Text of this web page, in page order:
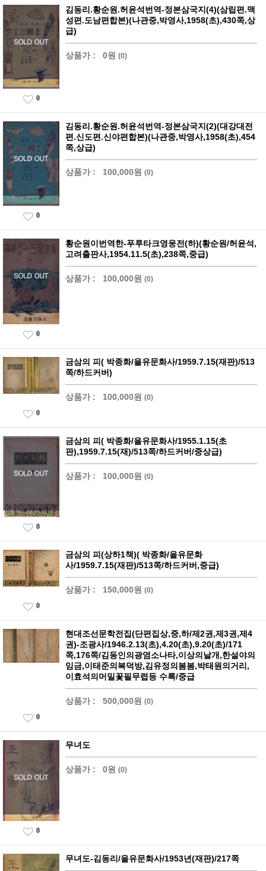
김동리.황순원.허윤석번역-정본삼국지(4)(삼립편.맥
성편.도남편합본)(나관중,박영사,1958(초),430쪽,상
급)
상품가 : 0원 (0)
0
김동리.황순원.허윤석번역-정본삼국지(2)(대강대전
편.신도편.신야편합본)(나관중,박영사,1958(초),454
쪽,상급)
상품가 : 100,000원 (0)
0
황순원이번역한-푸루타크영웅전(하)(황순원/허윤석,
고려출판사,1954.11.5(초),238쪽,중급)
상품가 : 100,000원 (0)
0
금삼의 피( 박종화/을유문화사/1959.7.15(재판)/513
쪽/하드커버)
상품가 : 100,000원 (0)
0
금삼의 피( 박종화/을유문화사/1955.1.15(초
판),1959.7.15(재)/513쪽/하드커버/중상급)
상품가 : 100,000원 (0)
0
금삼의 피(상하1책)( 박종화/을유문화
사/1959.7.15(재판)/513쪽/하드커버,중급)
상품가 : 150,000원 (0)
0
현대조선문학전집(단편집상,중,하/제2권,제3권,제4
권)-조광사/1946.2.13(초),4.20(초),9.20(초)/171
쪽,176쪽/김동인의광염소나타,이상의날개,한설야의
임금,이태준의복덕방,김유정의봄봄,박태원의거리,
이효석의머밀꽃필무렵등 수록/중급
상품가 : 500,000원 (0)
0
무녀도
상품가 : 0원 (0)
0
무녀도-김동리/을유문화사/1953년(재판)/217쪽